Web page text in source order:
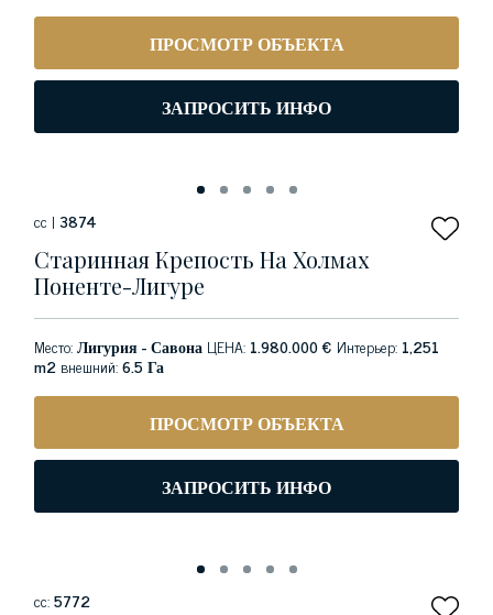
ПРОСМОТР ОБЪЕКТА
ЗАПРОСИТЬ ИНФО
сс | 3874
Старинная Крепость На Холмах
Поненте-Лигуре
Место:Лигурия - Савона ЦЕНА: 1.980.000 € Интерьер: 1,251
m2 внешний:6.5 Га
ПРОСМОТР ОБЪЕКТА
ЗАПРОСИТЬ ИНФО
сс:5772